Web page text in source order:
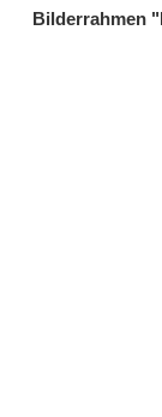
Bilderrahmen